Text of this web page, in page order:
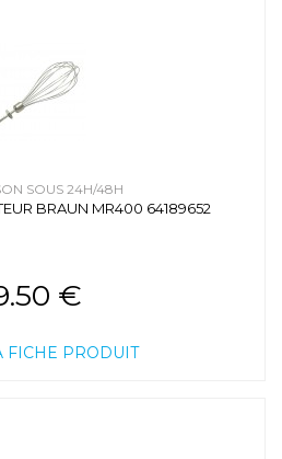
SOUS 24H/48H
BRAUN MR400 64189652
€
FICHE PRODUIT